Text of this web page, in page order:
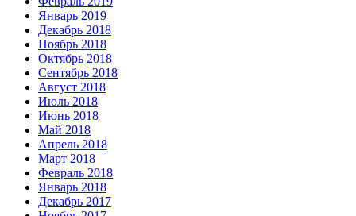
Январь 2019
Декабрь 2018
Ноябрь 2018
Октябрь 2018
Сентябрь 2018
Август 2018
Июль 2018
Июнь 2018
Май 2018
Апрель 2018
Март 2018
Февраль 2018
Январь 2018
Декабрь 2017